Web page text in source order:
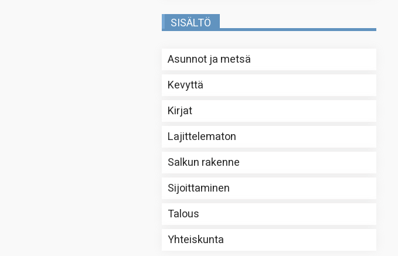
SISÄLTÖ
Asunnot ja metsä
Kevyttä
Kirjat
Lajittelematon
Salkun rakenne
Sijoittaminen
Talous
Yhteiskunta